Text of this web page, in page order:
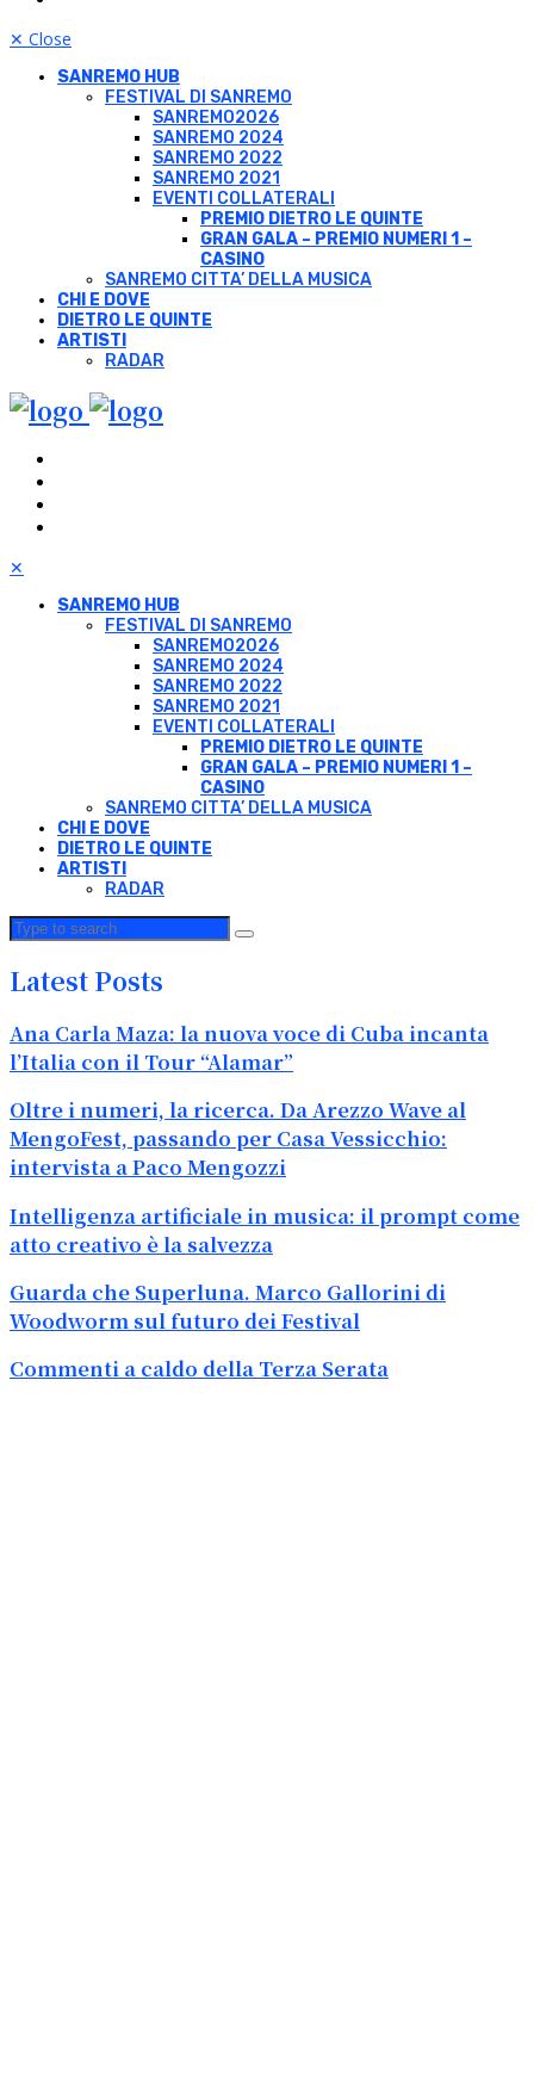
✕ Close
SANREMO HUB
FESTIVAL DI SANREMO
SANREMO2026
SANREMO 2024
SANREMO 2022
SANREMO 2021
EVENTI COLLATERALI
PREMIO DIETRO LE QUINTE
GRAN GALA – PREMIO NUMERI 1 –
CASINO
SANREMO CITTA’ DELLA MUSICA
CHI E DOVE
DIETRO LE QUINTE
ARTISTI
RADAR
✕
SANREMO HUB
FESTIVAL DI SANREMO
SANREMO2026
SANREMO 2024
SANREMO 2022
SANREMO 2021
EVENTI COLLATERALI
PREMIO DIETRO LE QUINTE
GRAN GALA – PREMIO NUMERI 1 –
CASINO
SANREMO CITTA’ DELLA MUSICA
CHI E DOVE
DIETRO LE QUINTE
ARTISTI
RADAR
Latest Posts
Ana Carla Maza: la nuova voce di Cuba incanta
l’Italia con il Tour “Alamar”
Oltre i numeri, la ricerca. Da Arezzo Wave al
MengoFest, passando per Casa Vessicchio:
intervista a Paco Mengozzi
Intelligenza artificiale in musica: il prompt come
atto creativo è la salvezza
Guarda che Superluna. Marco Gallorini di
Woodworm sul futuro dei Festival
Commenti a caldo della Terza Serata